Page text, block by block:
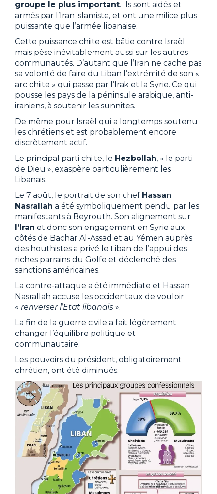
groupe le plus important. Ils sont aidés et
armés par l’Iran islamiste, et ont une milice plus
puissante que l’armée libanaise.
Cette puissance chiite est bâtie contre Israël,
mais pèse inévitablement aussi sur les autres
communautés. D’autant que l’Iran ne cache pas
sa volonté de faire du Liban l’extrémité de son «
arc chiite » qui passe par l’Irak et la Syrie. Ce qui
pousse les pays de la péninsule arabique, anti-
iraniens, à soutenir les sunnites.
De même pour Israël qui a longtemps soutenu
les chrétiens et est probablement encore
discrètement actif.
Le principal parti chiite, le Hezbollah, « le parti
de Dieu », exaspère particulièrement les
Libanais.
Le 7 août, le portrait de son chef Hassan
Nasrallah a été symboliquement pendu par les
manifestants à Beyrouth. Son alignement sur
l’Iran et donc son engagement en Syrie aux
côtés de Bachar Al-Assad et au Yémen auprès
des houthistes a privé le Liban de l’appui des
riches parrains du Golfe et déclenché des
sanctions américaines.
La contre-attaque a été immédiate et Hassan
Nasrallah accuse les occidentaux de vouloir
« renverser l’Etat libanais ».
La fin de la guerre civile a fait légèrement
changer l’équilibre politique et
communautaire.
Les pouvoirs du président, obligatoirement
chrétien, ont été diminués.